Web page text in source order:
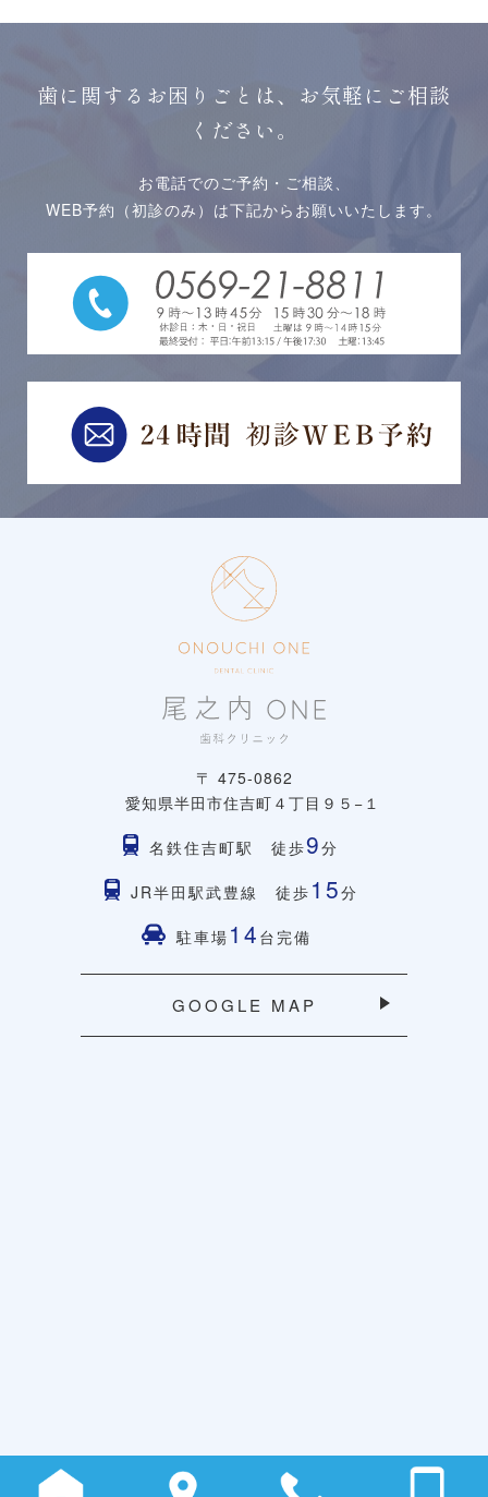
歯に関するお困りごとは、お気軽にご相談
ください。
お電話でのご予約・ご相談、
WEB予約（初診のみ）は下記からお願いいたします。
〒 475-0862
愛知県半田市住吉町４丁目９５−１
名鉄住吉町駅 徒歩9分
JR半田駅武豊線 徒歩 15分
駐車場 14 台完備
GOOGLE MAP